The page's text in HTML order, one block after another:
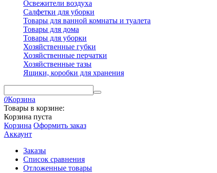
Освежители воздуха
Салфетки для уборки
Товары для ванной комнаты и туалета
Товары для дома
Товары для уборки
Хозяйственные губки
Хозяйственные перчатки
Хозяйственные тазы
Ящики, коробки для хранения
0Корзина
Товары в корзине:
Корзина пуста
Корзина Оформить заказ
Аккаунт
Заказы
Список сравнения
Отложенные товары